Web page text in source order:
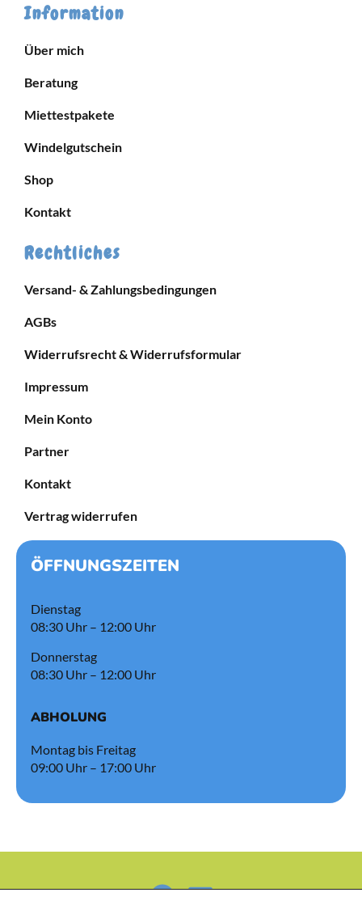
Information
Über mich
Beratung
Miettestpakete
Windelgutschein
Shop
Kontakt
Rechtliches
Versand- & Zahlungsbedingungen
AGBs
Widerrufsrecht & Widerrufsformular
Impressum
Mein Konto
Partner
Kontakt
Vertrag widerrufen
ÖFFNUNGSZEITEN
Dienstag
08:30 Uhr – 12:00 Uhr
Donnerstag
08:30 Uhr – 12:00 Uhr
ABHOLUNG
Montag bis Freitag
09:00 Uhr – 17:00 Uhr